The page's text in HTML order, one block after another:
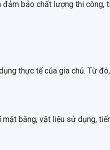
bảo chất lượng thi
thực tế của gia chủ. Từ
bằng, vật liệu sử dụng,